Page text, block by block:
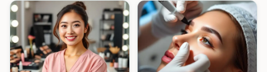
認證課程掌握這些技術。